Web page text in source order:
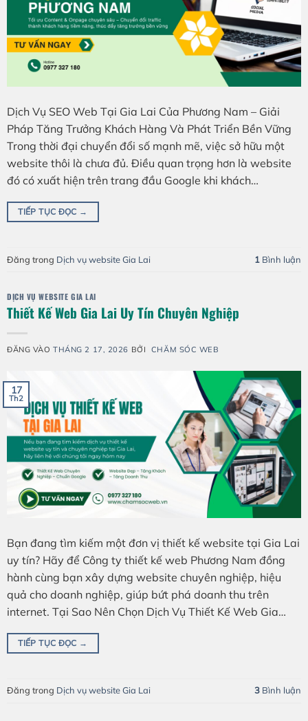
Dịch Vụ SEO Web Tại Gia Lai Của Phương Nam – Giải
Pháp Tăng Trưởng Khách Hàng Và Phát Triển Bền Vững
Trong thời đại chuyển đổi số mạnh mẽ, việc sở hữu một
website thôi là chưa đủ. Điều quan trọng hơn là website
đó có xuất hiện trên trang đầu Google khi khách…
TIẾP TỤC ĐỌC →
Đăng trong Dịch vụ website Gia Lai 1 Bình luận
DỊCH VỤ WEBSITE GIA LAI
Thiết Kế Web Gia Lai Uy Tín Chuyên Nghiệp
ĐĂNG VÀOTHÁNG 2 17, 2026 BỞI CHĂM SÓC WEB
17
Th2
Bạn đang tìm kiếm một đơn vị thiết kế website tại Gia Lai
uy tín? Hãy để Công ty thiết kế web Phương Nam đồng
hành cùng bạn xây dựng website chuyên nghiệp, hiệu
quả cho doanh nghiệp, giúp bứt phá doanh thu trên
internet. Tại Sao Nên Chọn Dịch Vụ Thiết Kế Web Gia…
TIẾP TỤC ĐỌC →
Đăng trong Dịch vụ website Gia Lai 3 Bình luận